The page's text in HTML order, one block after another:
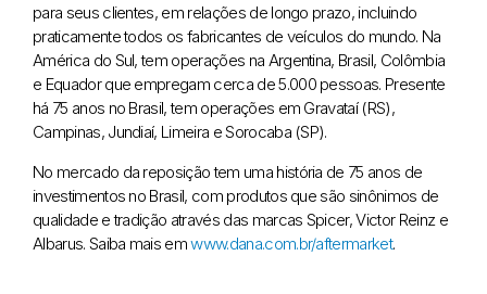
para seus clientes, em relações de longo prazo, incluindo
praticamente todos os fabricantes de veículos do mundo. Na
América do Sul, tem operações na Argentina, Brasil, Colômbia
e Equador que empregam cerca de 5.000 pessoas. Presente
há 75 anos no Brasil, tem operações em Gravataí (RS),
Campinas, Jundiaí, Limeira e Sorocaba (SP).
No mercado da reposição tem uma história de 75 anos de
investimentos no Brasil, com produtos que são sinônimos de
qualidade e tradição através das marcas Spicer, Victor Reinz e
Albarus. Saiba mais emwww.dana.com.br/aftermarket.